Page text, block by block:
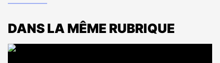
DANS LA MÊME RUBRIQUE